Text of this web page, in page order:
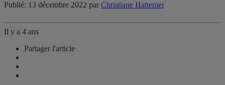
Publié: 13 décembre 2022 par Christiane Hattemer
Il y a 4 ans
Partager l'article